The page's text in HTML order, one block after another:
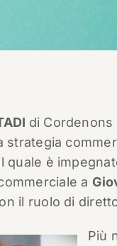
di
strategia
quale è
a
il ruolo di
Più